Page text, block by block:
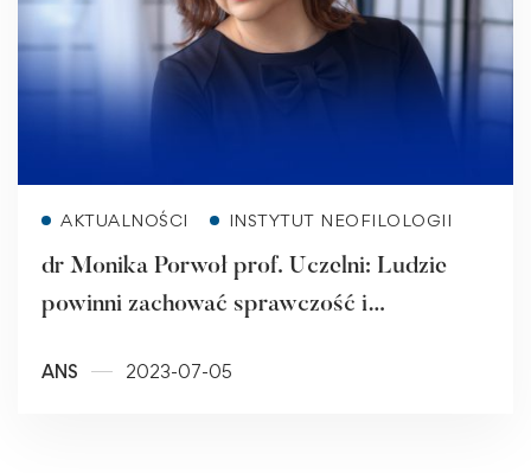
AKTUALNOŚCI INSTYTUT NEOFILOLOGII
dr Monika Porwoł prof. Uczelni: Ludzie
powinni zachować sprawczość i
maszynom wykorzystującym sztuczną
ANS 2023-07-05